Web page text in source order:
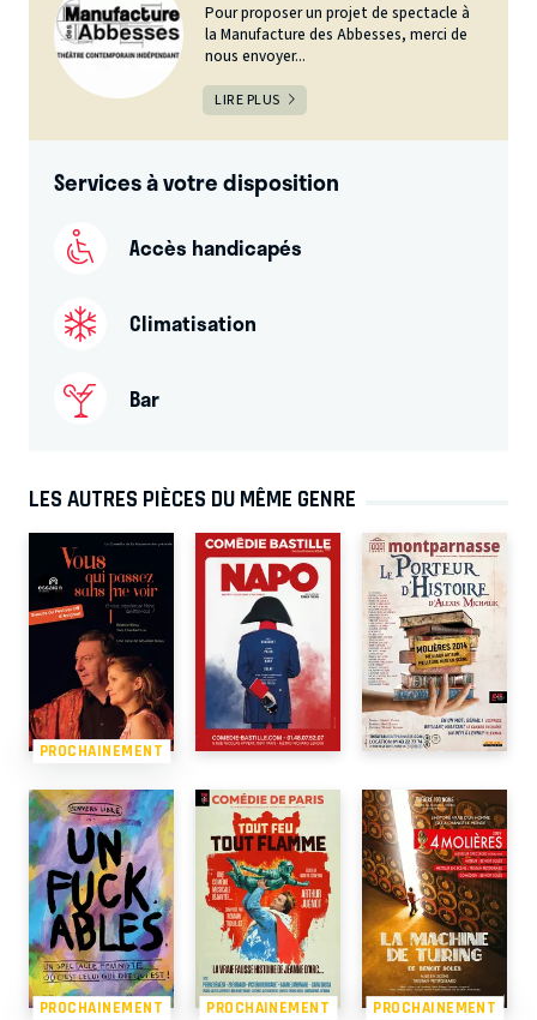
Pour proposer un projet de spectacle à
la Manufacture des Abbesses, merci de
nous envoyer...
LIRE PLUS
Services à votre disposition
Accès handicapés
Climatisation
Bar
LES AUTRES PIÈCES DU MÊME GENRE
PROCHAINEMENT
PROCHAINEMENT PROCHAINEMENT PROCHAINEMENT